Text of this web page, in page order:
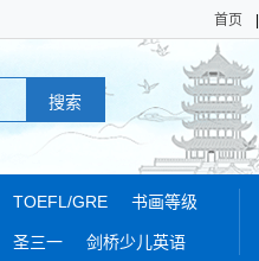
首页
TOEFL/GRE 书画等级
圣三一 剑桥少儿英语